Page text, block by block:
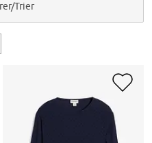
Trier